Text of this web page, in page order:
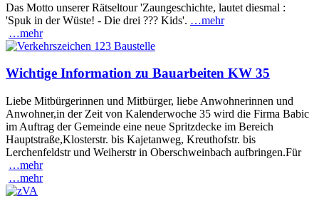
Das Motto unserer Rätseltour 'Zaungeschichte, lautet diesmal :
'Spuk in der Wüste! - Die drei ??? Kids'. …mehr
…mehr
Wichtige Information zu Bauarbeiten KW 35
Liebe Mitbürgerinnen und Mitbürger, liebe Anwohnerinnen und
Anwohner,in der Zeit von Kalenderwoche 35 wird die Firma Babic
im Auftrag der Gemeinde eine neue Spritzdecke im Bereich
Hauptstraße,Klosterstr. bis Kajetanweg, Kreuthofstr. bis
Lerchenfeldstr und Weiherstr in Oberschweinbach aufbringen.Für
…mehr
…mehr